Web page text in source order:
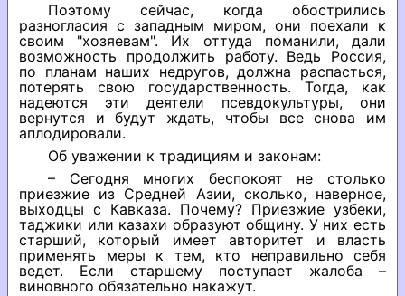
Поэтому сейчас, когда обострились
разногласия с западным миром, они поехали к
своим "хозяевам". Их оттуда поманили, дали
возможность продолжить работу. Ведь Россия,
по планам наших недругов, должна распасться,
потерять свою государственность. Тогда, как
надеются эти деятели псевдокультуры, они
вернутся и будут ждать, чтобы все снова им
аплодировали.
Об уважении к традициям и законам:
– Сегодня многих беспокоят не столько
приезжие из Средней Азии, сколько, наверное,
выходцы с Кавказа. Почему? Приезжие узбеки,
таджики или казахи образуют общину. У них есть
старший, который имеет авторитет и власть
применять меры к тем, кто неправильно себя
ведет. Если старшему поступает жалоба –
виновного обязательно накажут.